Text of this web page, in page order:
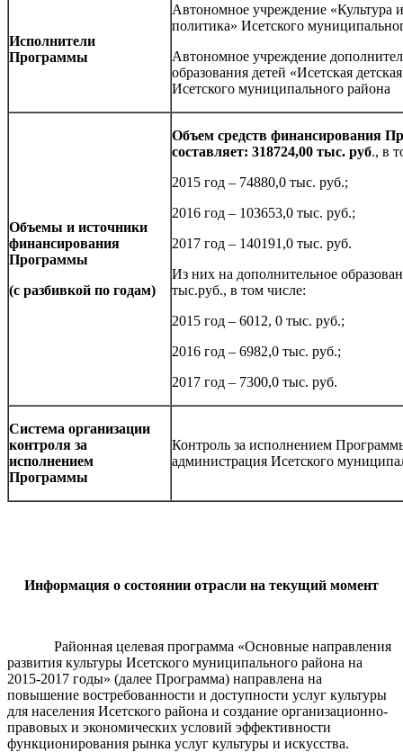
Исполнители
Программы
Автономное учреждение «Культура
политика» Исетского
Автономное учреждение
образования детей «Исетская
Исетского муниципального района
Объемы и источники
финансирования
Программы
(с разбивкой по годам)
Объем средств финансирования
составляет: 318724,00 тыс. руб., в
2015 год – 74880,0 тыс. руб.;
2016 год – 103653,0 тыс. руб.;
2017 год – 140191,0 тыс. руб.
Из них на дополнительное
тыс.руб., в том числе:
2015 год – 6012, 0 тыс. руб.;
2016 год – 6982,0 тыс. руб.;
2017 год – 7300,0 тыс. руб.
Система организации
контроля за
исполнением
Программы
Контроль за исполнением
администрация Исетского
Информация о состоянии отрасли на текущий момент
Районная целевая программа «Основные направления
развития культуры Исетского муниципального района на
2015-2017 годы» (далее Программа) направлена на
повышение востребованности и доступности услуг культуры
для населения Исетского района и создание организационно-
правовых и экономических условий эффективности
функционирования рынка услуг культуры и искусства.